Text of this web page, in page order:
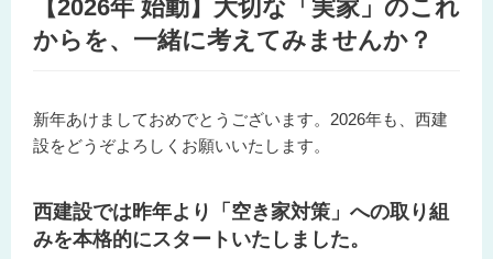
【2026年 始動】大切な「実家」のこれ
からを、一緒に考えてみませんか？
新年あけましておめでとうございます。2026年も、西建
設をどうぞよろしくお願いいたします。
西建設では昨年より 「空き家対策」 への取り組
みを本格的にスタートいたしました。